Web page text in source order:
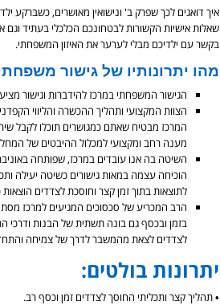
איך דואגים לכך שפרק ב' ונישואין מאושרים, כשברקע
שאלות אישיות הקשורות לבטחונכם הכלכלי בעתיד וגם
בקשר עם ילדיכם מבלי לערער את האיזון המשפחתי.
מהו יתרונותיו של גישור
הגישור המשפחתי במרכז להידברות וגישור מציע
הצוות המקצועי ותהליך ההכשרה והליווי הקפדני
המרכז מבטיח שאתם כמגושרים תוכלו לקבל
מענה רחב ומקצועי למכלול ההיבטים של
השיטה בה אנו עובדים במרכז, שפותחה
הוכיחה עצמה במאות גישורים כשיטה יעילה
לתוצאות בתוך זמן קצר וחוסכת לצדדים הוצאות
הרב המכריע של סכסוכים המגיעים למרכז
בזמן ובכסף גם בונה תשתית של הבנות ודרכי
לצדדים לצאת מהמשבר לדרך של צמיחה
יתרונות בולטים:
• תהליך קצר ותכליתי החוסך לצדדים זמן וכסף רב.